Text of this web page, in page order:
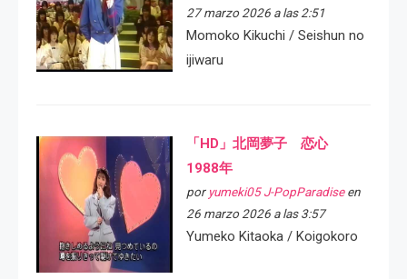
27 marzo 2026 a las 2:51
Momoko Kikuchi / Seishun no
ijiwaru
「HD」北岡夢子 恋心
1988年
por yumeki05 J-PopParadiseen
26 marzo 2026 a las 3:57
Yumeko Kitaoka / Koigokoro